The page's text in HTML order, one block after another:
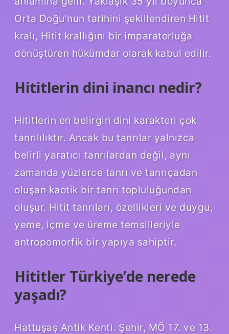
Orta Doğu’nun tarihini şekillendiren Hitit
kralı, Hitit krallığını bir imparatorluğa
dönüştüren hükümdar olarak kabul edilir.
Hititlerin dini inancı nedir?
Hititlerin en belirgin dini karakteri çok
tanrılılıktır. Ancak bu tanrılar yalnızca
belirli yaratıcı tanrılardan değil, aynı
zamanda yüzlerce tanrı ve tanrıçadan
oluşan kaotik bir tanrı topluluğundan
oluşur. Hitit tanrıları, özellikleri ve duygu,
yeme, içme ve üreme temsilleriyle
antropomorfik bir yapıya sahiptir.
Hititler Türkiye’de nerede
yaşadı?
Hattuşaş Antik Kenti. Şehir, MÖ 17. ve 13.